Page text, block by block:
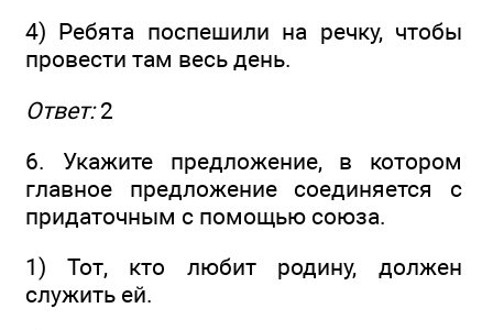
4) Ребята поспешили на речку, чтобы
провести там весь день.
Ответ:2
6. Укажите предложение, в котором
главное предложение соединяется с
придаточным с помощью союза.
1) Тот, кто любит родину, должен
служить ей.